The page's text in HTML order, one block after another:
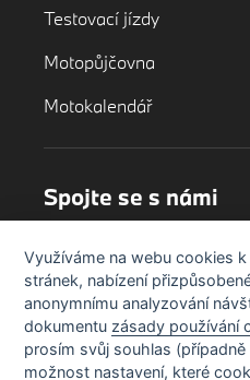
Testovací jízdy
Motopůjčovna
Motokalendář
Spojte se s námi
Využíváme na webu cookies
stránek, nabízení
anonymnímu analyzování
dokumentu zásady používání
prosím svůj souhlas
možnost nastavení, které